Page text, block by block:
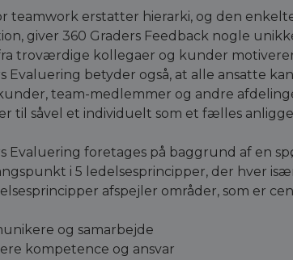
teamwork erstatter hierarki, og den
giver 360 Graders Feedback nogle
troværdige kollegaer og kunder
Evaluering betyder også, at alle ansatte
team-medlemmer og andre
til såvel et individuelt som et fælles
Evaluering foretages på baggrund af en
i 5 ledelsesprincipper, der hver
afspejler områder, som er
og samarbejde
kompetence og ansvar